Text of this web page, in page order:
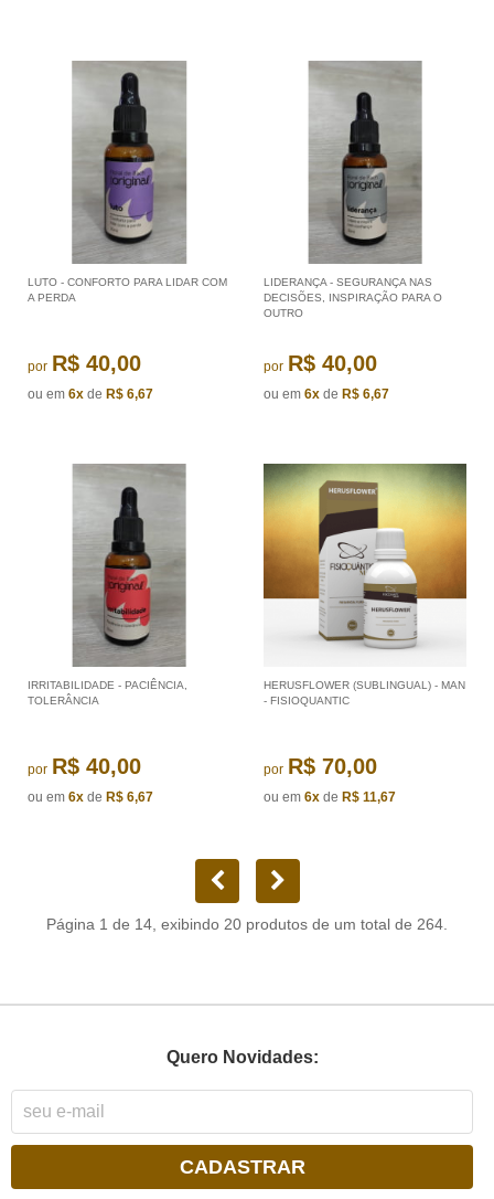
LUTO - CONFORTO PARA LIDAR COM
A PERDA
por R$ 40,00
ou em 6x de R$ 6,67
LIDERANÇA - SEGURANÇA NAS
DECISÕES, INSPIRAÇÃO PARA O
OUTRO
por R$ 40,00
ou em 6x de R$ 6,67
IRRITABILIDADE - PACIÊNCIA,
TOLERÂNCIA
por R$ 40,00
ou em 6x de R$ 6,67
HERUSFLOWER (SUBLINGUAL) - MAN
- FISIOQUANTIC
por R$ 70,00
ou em 6x de R$ 11,67
Página 1 de 14, exibindo 20 produtos de um total de 264.
Quero Novidades:
CADASTRAR